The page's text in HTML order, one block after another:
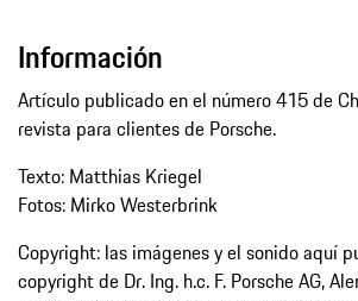
Información
Artículo publicado en el número 415 de
revista para clientes de Porsche.
Texto: Matthias Kriegel
Fotos: Mirko Westerbrink
Copyright: las imágenes y el sonido aquí
copyright de Dr. Ing. h.c. F. Porsche AG,